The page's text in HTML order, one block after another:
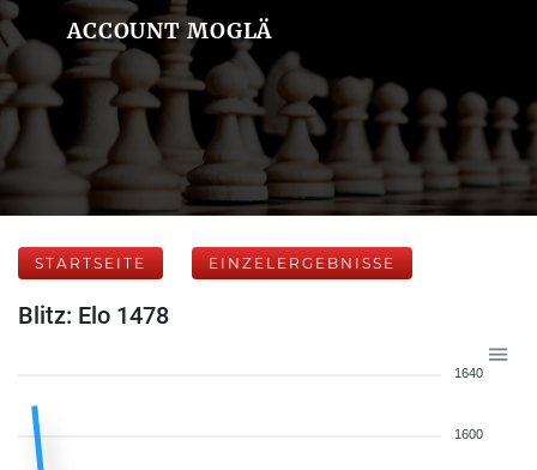
ACCOUNT MOGLÄ
STARTSEITE EINZELERGEBNISSE
Blitz: Elo 1478
1640
1600